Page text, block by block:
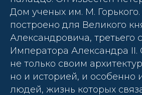
Дом ученых им. М.
построено для Великого
Александровича, третьего
Императора Александра II.
не только своим
но и историей, и особенно
людей, жизнь которых